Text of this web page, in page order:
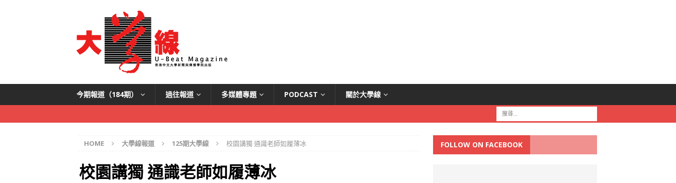
今期報道（184期） 過往報道 多媒體專題 PODCAST 關於大學線
HOME 大學線報道 125期大學線 校園講獨 通識老師如履薄冰
校園講獨 通識老師如履薄冰
FOLLOW ON FACEBOOK